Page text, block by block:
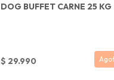
DOG BUFFET CARNE 25 KG
$ 29.990